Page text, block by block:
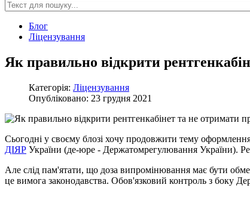
Блог
Ліцензування
Як правильно відкрити
Категорія: Ліцензування
Опубліковано: 23 грудня 2021
Сьогодні у своєму блозі хочу продовжити тему
ДІЯР України (де-юре - Держатомрегулювання України).
Але слід пам'ятати, що доза випромінювання має бути
це вимога законодавства. Обов'язковий контроль з боку